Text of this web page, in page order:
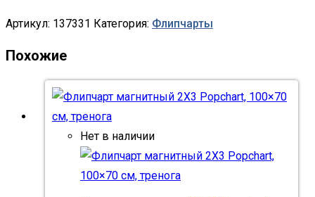
Артикул: 137331 Категория: Флипчарты
Похожие
Нет в наличии